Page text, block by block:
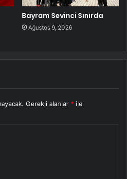
Bayram Sevinci Sınırda
Ağustos 9, 2026
Gerekli alanlar * ile